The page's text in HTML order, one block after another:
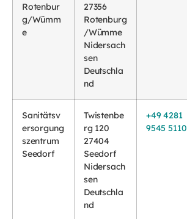
Rotenbur
g/Wümm
e
27356
Rotenburg
/Wümme
Nidersach
sen
Deutschla
nd
Sanitätsv
ersorgung
szentrum
Seedorf
Twistenbe
rg 120
27404
Seedorf
Nidersach
sen
Deutschla
nd
+49 4281
9545 5110